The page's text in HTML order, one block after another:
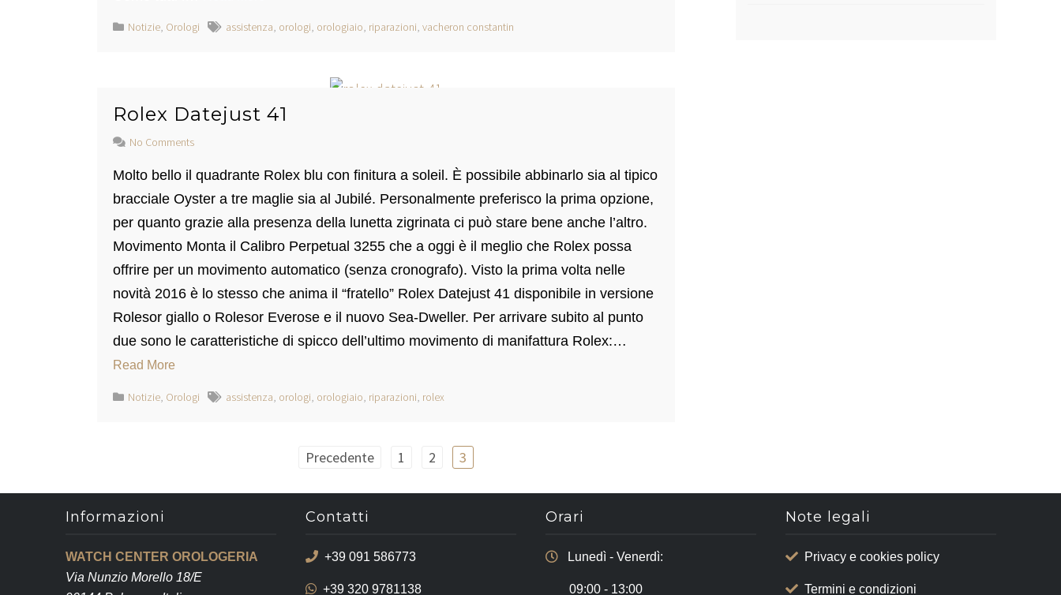
Notizie, Orologi assistenza, orologi, orologiaio, riparazioni, vacheron constantin
Rolex Datejust 41
No Comments
Molto bello il quadrante Rolex blu con finitura a soleil. È possibile abbinarlo sia al tipico
bracciale Oyster a tre maglie sia al Jubilé. Personalmente preferisco la prima opzione,
per quanto grazie alla presenza della lunetta zigrinata ci può stare bene anche l’altro.
Movimento Monta il Calibro Perpetual 3255 che a oggi è il meglio che Rolex possa
offrire per un movimento automatico (senza cronografo). Visto la prima volta nelle
novità 2016 è lo stesso che anima il “fratello” Rolex Datejust 41 disponibile in versione
Rolesor giallo o Rolesor Everose e il nuovo Sea-Dweller. Per arrivare subito al punto
due sono le caratteristiche di spicco dell’ultimo movimento di manifattura Rolex:…
Read More
Notizie, Orologi assistenza, orologi, orologiaio, riparazioni, rolex
articoli
Precedente 1 2 3
Informazioni
WATCH CENTER OROLOGERIA
Via Nunzio Morello 18/E
Contatti
+39 091 586773
+39 320 9781138
Orari
Lunedì - Venerdì:
09:00 - 13:00
Note legali
Privacy e cookies policy
Termini e condizioni